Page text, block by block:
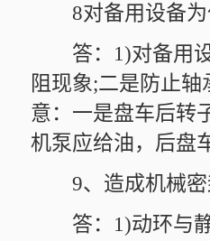
8对备用设备为
答：1)对备用设
阻现象;二是防止
意：一是盘车后转
机泵应给油，后盘
9、造成机械密
答：1)动环与静